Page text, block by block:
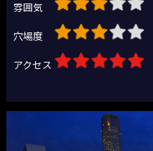
雰囲気
穴場度
アクセス